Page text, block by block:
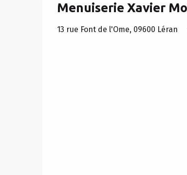
Menuiserie Xavier
13 rue Font de l'Ome, 09600 Léran